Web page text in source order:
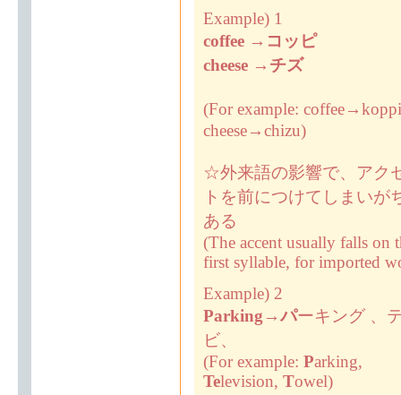
Example) 1
coffee→ コッピ
cheese→ チズ
(For example:
cheese→chizu)
☆外来語の影響で、アク
トを前につけてしまいが
ある
(The accent usually falls on
first syllable, for imported
Example) 2
Parking →パーキング 、
ビ、
(For example: Parking,
Television, Towel)